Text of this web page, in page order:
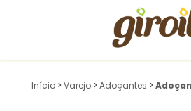
Início > Varejo > Adoçantes >